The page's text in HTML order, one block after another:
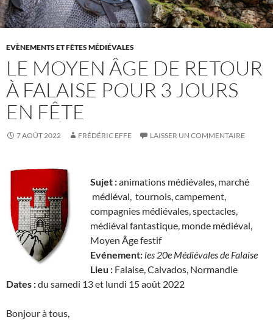
EVÈNEMENTS ET FÊTES MÉDIÉVALES
LE MOYEN ÂGE DE RETOUR
À FALAISE POUR 3 JOURS
EN FÊTE
7 AOÛT 2022 FRÉDÉRIC EFFE LAISSER UN COMMENTAIRE
Sujet :animations médiévales, marché
médiéval, tournois, campement,
compagnies médiévales, spectacles,
médiéval fantastique, monde médiéval,
Moyen Âge festif
Evénement: les 20e Médiévales de Falaise
Lieu : Falaise, Calvados, Normandie
Dates :du samedi 13 et lundi 15 août 2022
Bonjour à tous,